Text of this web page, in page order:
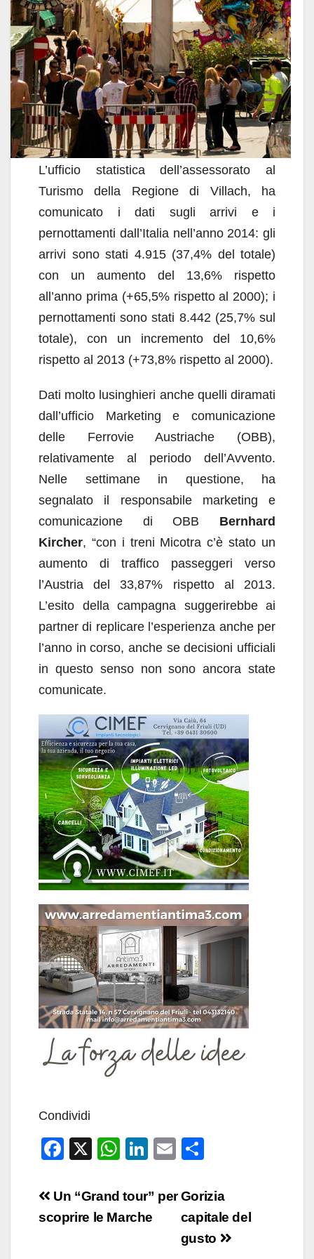
L’ufficio statistica dell’assessorato al
Turismo della Regione di Villach, ha
comunicato i dati sugli arrivi e i
pernottamenti dall’Italia nell’anno 2014: gli
arrivi sono stati 4.915 (37,4% del totale)
con un aumento del 13,6% rispetto
all’anno prima (+65,5% rispetto al 2000); i
pernottamenti sono stati 8.442 (25,7% sul
totale), con un incremento del 10,6%
rispetto al 2013 (+73,8% rispetto al 2000).
Dati molto lusinghieri anche quelli diramati
dall’ufficio Marketing e comunicazione
delle Ferrovie Austriache (OBB),
relativamente al periodo dell’Avvento.
Nelle settimane in questione, ha
segnalato il responsabile marketing e
comunicazione di OBB Bernhard
Kircher, “con i treni Micotra c’è stato un
aumento di traffico passeggeri verso
l’Austria del 33,87% rispetto al 2013.
L’esito della campagna suggerirebbe ai
partner di replicare l’esperienza anche per
l’anno in corso, anche se decisioni ufficiali
in questo senso non sono ancora state
comunicate.
Condividi
F
c
e
X
W
at
s
Li
k
e
E
ail n
di
vi
Navigazione
articoli
Gorizia
capitale del
gusto
Un “Grand tour” per
scoprire le Marche